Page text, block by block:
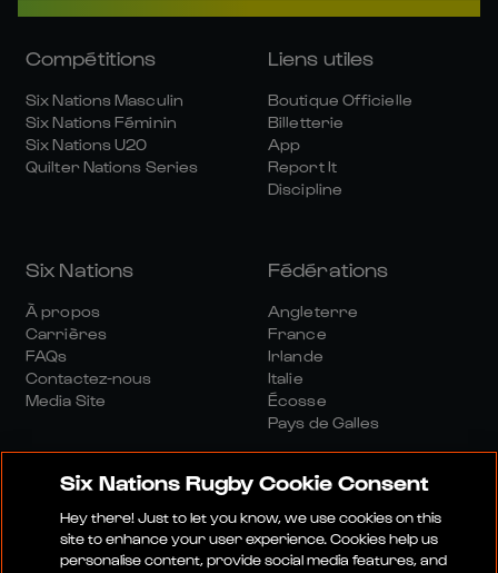
Compétitions
Six Nations Masculin
Six Nations Féminin
Six Nations U20
Quilter Nations Series
Liens utiles
Boutique Officielle
Billetterie
App
Report It
Discipline
Six Nations
À propos
Carrières
FAQs
Contactez-nous
Media Site
Fédérations
Angleterre
France
Irlande
Italie
Écosse
Pays de Galles
Six Nations Rugby Cookie Consent
Hey there! Just to let you know, we use cookies on this
site to enhance your user experience. Cookies help us
personalise content, provide social media features, and